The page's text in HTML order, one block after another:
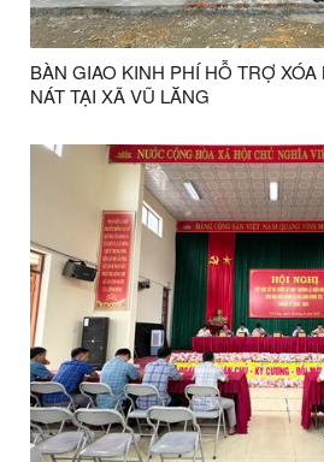
BÀN GIAO KINH PHÍ HỖ TRỢ
NÁT TẠI XÃ VŨ LĂNG